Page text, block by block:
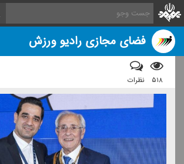
فضای مجازی رادیو ورزش
۵۱۸ نظرات